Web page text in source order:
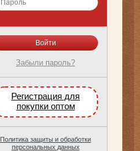
Забыли пароль?
Регистрация для
покупки оптом
Политика защиты и обработки
персональных данных